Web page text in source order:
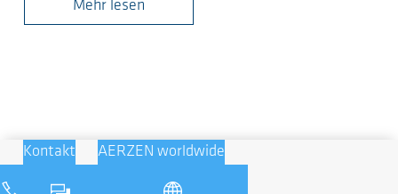
Mehr lesen
Kontakt AERZEN worldwide